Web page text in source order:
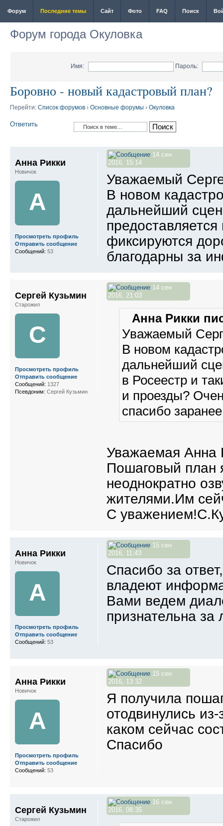
Форум Последние темы Сайт Фото FAQ Поиск
Форум города Окуловка
Имя: Пароль:
Боровно - новый кадастровый план?
Перейти: Список форумов › Основные форумы › Окуловка
Ответить
14 сен
2016, 15:14
Уважаемый
В новом
дальнейший
фиксируются
благодарны за
Анна Рикки
Новичок
А
Просмотреть профиль
Отправить сообщение
Сообщений: 53
14 сен
2016, 21:03
Анна Рикки
Уважаемый
В новом
дальнейший
в Росеестр и
и проезды?
спасибо заранее
Уважаемая Анна
Пошаговый план
неоднократно
жителями.Им
С
Сергей Кузьмин
Старожил
С
Просмотреть профиль
Отправить сообщение
Сообщений: 1327
Псевдоним: Сергей Кузьмин
15 сен
2016, 11:43
Спасибо за
владеют
Вами ведем
признательна
Анна Рикки
Новичок
А
Просмотреть профиль
Отправить сообщение
Сообщений: 53
15 сен
2016, 13:32
Я получила
отодвинулись
каком сейчас
Спасибо
Анна Рикки
Новичок
А
Просмотреть профиль
Отправить сообщение
Сообщений: 53
16 сен
2016, 08:35
Сергей Кузьмин
Старожил